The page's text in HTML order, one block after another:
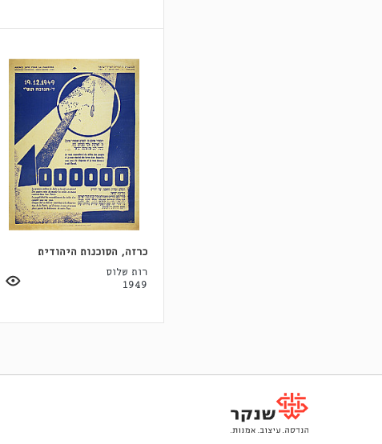
כרזה, הסוכנות היהודית
רות שלוס
1949